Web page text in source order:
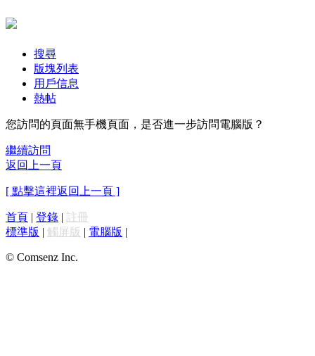
搜尋
版塊列表
用戶信息
熱帖
您訪問的頁面無手機頁面，是否進一步訪問電腦版？
繼續訪問
返回上一頁
[ 點擊這裡返回上一頁 ]
首頁 | 登錄 | 註冊
標準版 | 觸屏版 | 電腦版 |
© Comsenz Inc.